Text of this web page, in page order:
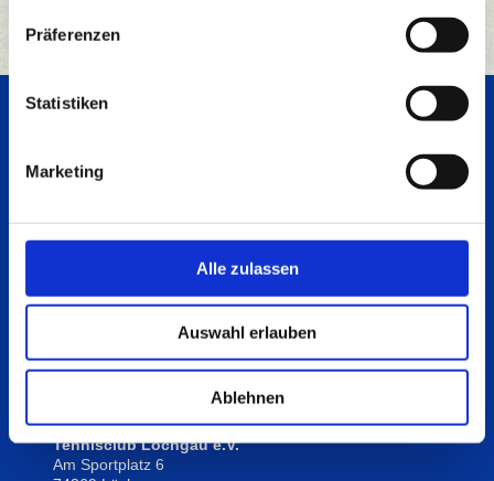
Präferenzen
Statistiken
Marketing
Alle zulassen
Auswahl erlauben
Ablehnen
Immer auf dem neuesten Stand mit der Seite Aktuelles ,
Ergebnisse der Verbandsrunden, Belegung der Plätze
Schauen Sie immer mal wieder vorbei.
Hier finden Sie uns:
Tennisclub Löchgau e.V.
Am Sportplatz 6